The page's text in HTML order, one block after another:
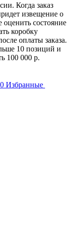
Когда заказ
извещение о
состояние
коробку
оплаты заказа.
10 позиций и
100 000 р.
0 Избранные